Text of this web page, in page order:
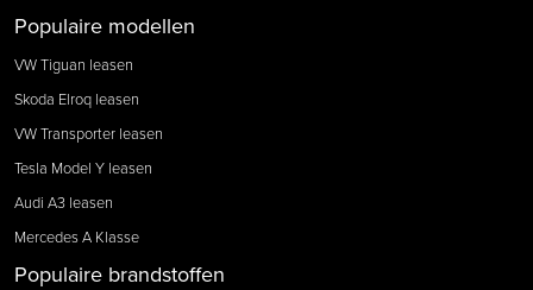
Populaire modellen
VW Tiguan leasen
Skoda Elroq leasen
VW Transporter leasen
Tesla Model Y leasen
Audi A3 leasen
Mercedes A Klasse
Populaire brandstoffen